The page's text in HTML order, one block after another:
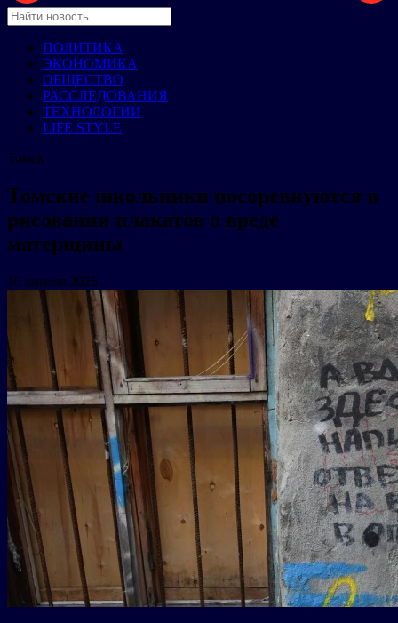
ПОЛИТИКА
ЭКОНОМИКА
ОБЩЕСТВО
РАССЛЕДОВАНИЯ
ТЕХНОЛОГИИ
LIFE STYLE
Томск
Томские школьники посоревнуются в
рисовании плакатов о вреде
матерщины
10 апреля 2026